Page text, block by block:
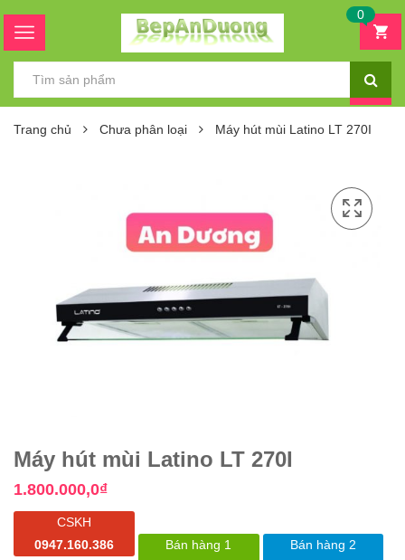
0
Trang chủ Chưa phân loại Máy hút mùi Latino LT 270I
Máy hút mùi Latino LT 270I
1.800.000,0₫
CSKH
0947.160.386
Bán hàng 1 Bán hàng 2